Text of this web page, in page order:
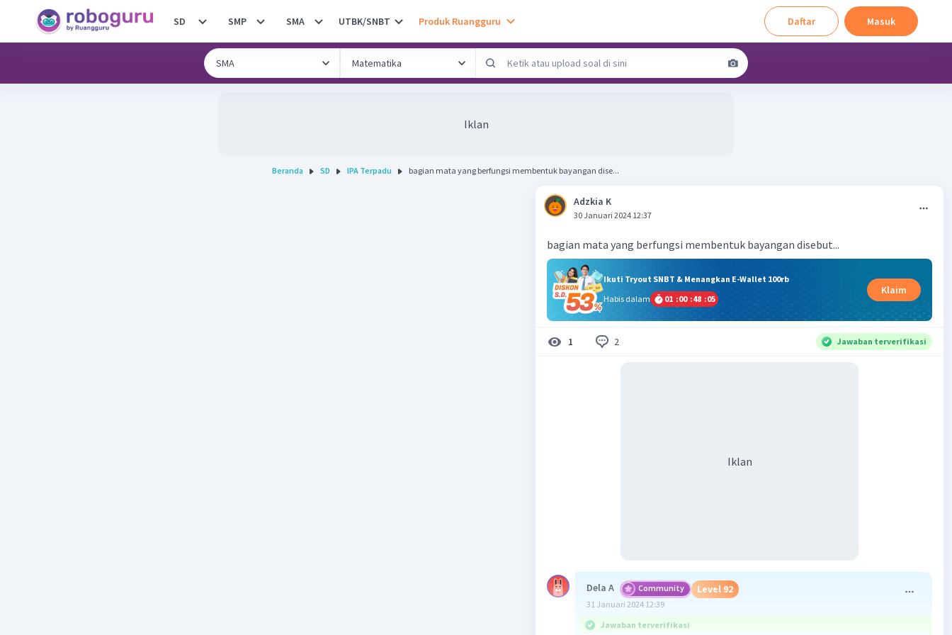
SD SMP SMA UTBK/SNBT Produk Ruangguru Daftar Masuk
Iklan
Beranda SD IPA Terpadu bagian mata yang berfungsi membentuk bayangan dise...
Adzkia K
30 Januari 2024 12:37
bagian mata yang berfungsi membentuk bayangan disebut...
Ikuti Tryout SNBT & Menangkan E-Wallet 100rb
Habis dalam
01 :00 :48 :05
Klaim
1 2 Jawaban terverifikasi
Iklan
Dela A Community Level 92
31 Januari 2024 12:39
Jawaban terverifikasi